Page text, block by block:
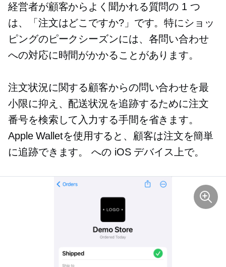
経営者が顧客からよく聞かれる質問の 1 つ
は、「注文はどこですか?」です。特にショッ
ピングのピークシーズンには、各問い合わせ
への対応に時間がかかることがあります。
注文状況に関する顧客からの問い合わせを最
小限に抑え、配送状況を追跡するために注文
番号を検索して入力する手間を省きます。
Apple Walletを使用すると、顧客は注文を簡単
に追跡できます。への iOS デバイス上で。